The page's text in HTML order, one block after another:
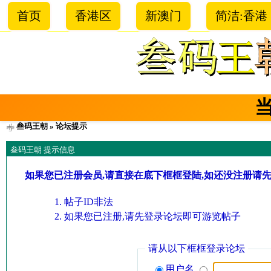
首页 香港区 新澳门 简洁:香港
叁码王朝 » 论坛提示
叁码王朝 提示信息
如果您已注册会员,请直接在底下框框登陆,如还没注册请
帖子ID非法
如果您已注册,请先登录论坛即可游览帖子
请从以下框框登录论坛
用户名